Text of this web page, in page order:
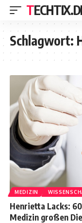
Schlagwort:
MEDIZIN
Henrietta Lacks:
Medizin großen